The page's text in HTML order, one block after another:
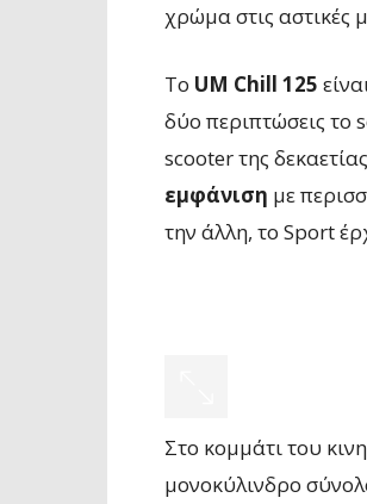
χρώμα στις αστικές
Το UM Chill 125
δύο περιπτώσεις το
scooter της
εμφάνιση με
την άλλη, το Sport
Στο κομμάτι του
μονοκύλινδρο